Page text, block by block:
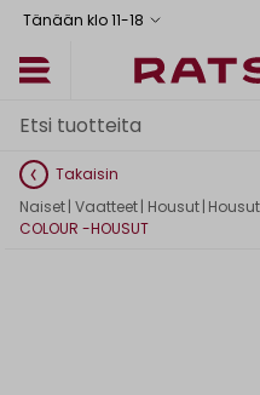
Tänään klo 11-18
Toimituskulut alk.
Ilmainen
Takaisin
Naiset| Vaatteet| Housut | Housut
COLOUR -HOUSUT